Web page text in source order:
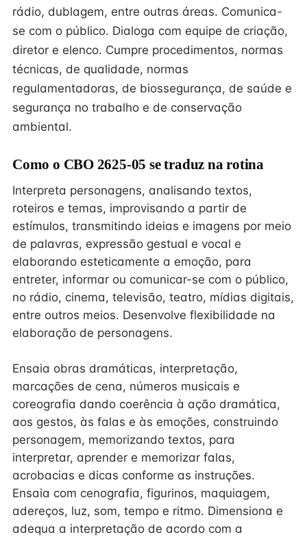
rádio, dublagem, entre outras áreas. Comunica-
se com o público. Dialoga com equipe de criação,
diretor e elenco. Cumpre procedimentos, normas
técnicas, de qualidade, normas
regulamentadoras, de biossegurança, de saúde e
segurança no trabalho e de conservação
ambiental.
Como o CBO 2625-05 se traduz na rotina
Interpreta personagens, analisando textos,
roteiros e temas, improvisando a partir de
estímulos, transmitindo ideias e imagens por meio
de palavras, expressão gestual e vocal e
elaborando esteticamente a emoção, para
entreter, informar ou comunicar-se com o público,
no rádio, cinema, televisão, teatro, mídias digitais,
entre outros meios. Desenvolve flexibilidade na
elaboração de personagens.
Ensaia obras dramáticas, interpretação,
marcações de cena, números musicais e
coreografia dando coerência à ação dramática,
aos gestos, às falas e às emoções, construindo
personagem, memorizando textos, para
interpretar, aprender e memorizar falas,
acrobacias e dicas conforme as instruções.
Ensaia com cenografia, figurinos, maquiagem,
adereços, luz, som, tempo e ritmo. Dimensiona e
adequa a interpretação de acordo com a